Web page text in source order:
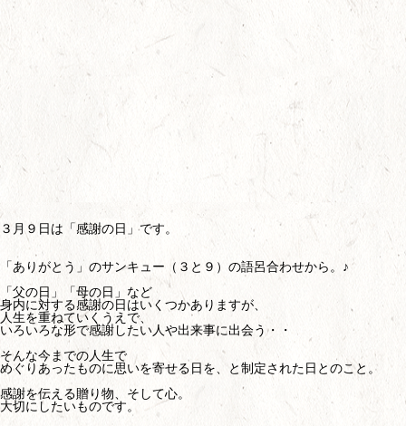
３月９日は「感謝の日」です。
「ありがとう」のサンキュー（３と９）の語呂合わせから。♪
「父の日」「母の日」など
身内に対する感謝の日はいくつかありますが、
人生を重ねていくうえで、
いろいろな形で感謝したい人や出来事に出会う・・
そんな今までの人生で
めぐりあったものに思いを寄せる日を、と制定された日とのこと。
感謝を伝える贈り物、そして心。
大切にしたいものです。